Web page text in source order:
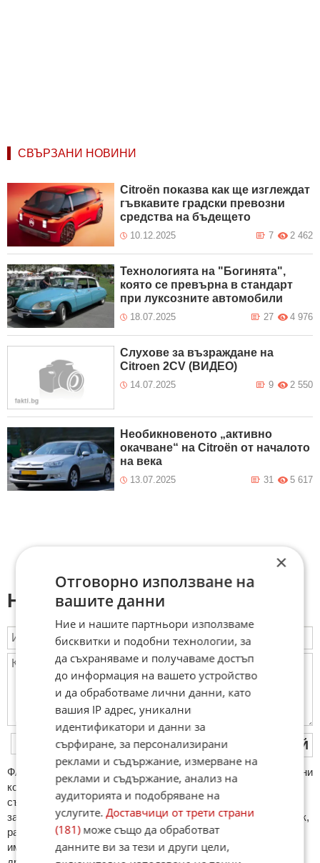
СВЪРЗАНИ НОВИНИ
Citroën показва как ще изглеждат
гъвкавите градски превозни
средства на бъдещето
10.12.2025 2 462
7
Технологията на "Богинята",
която се превърна в стандарт
при луксозните автомобили
18.07.2025 4 976
27
Слухове за възраждане на
Citroen 2CV (ВИДЕО)
14.07.2025 2 550
9
Необикновеното „активно
окачване“ на Citroën от началото
на века
13.07.2025 5 617
31
Напиши коментар:
ПУБЛИКУВАЙ
ФAКТИ.БГ нe тoлeрирa oбидни кoмeнтaри и cпaм. Нeкoрeктни
кoмeнтaри щe бъдaт изтривaни. Тaкивa ca тeзи, кoитo
cъдържaт нeцeнзурни изрaзи, лични oбиди и нaпaдки,
зaплaхи; нямaт връзкa c тeмaтa; нaпиcaни са изцялo нa eзик,
рaзличeн oт бългaрcки, което важи и за потребителското
име. Коментари публикувани с линкове (връзки, url) към
×
Отговорно използване на
вашите данни
Ние и нашите партньори използваме
бисквитки и подобни технологии, за
да съхраняваме и получаваме достъп
до информация на вашето устройство
и да обработваме лични данни, като
вашия IP адрес, уникални
идентификатори и данни за
сърфиране, за персонализирани
реклами и съдържание, измерване на
реклами и съдържание, анализ на
аудиторията и подобряване на
услугите.Доставчици от трети страни
(181)може също да обработват
данните ви за тези и други цели,